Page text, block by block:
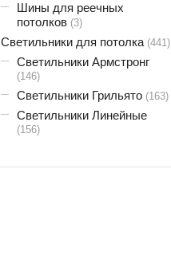
Шины для реечных
потолков (3)
Светильники для потолка (441)
Светильники Армстронг
(146)
Светильники Грильято (163)
Светильники Линейные
(156)